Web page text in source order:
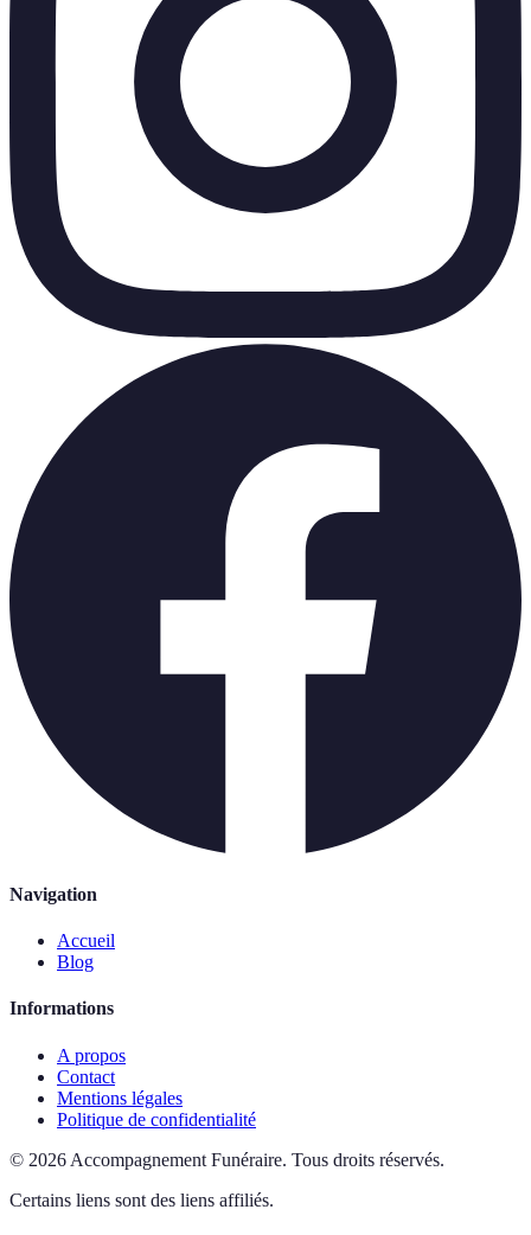
Navigation
Accueil
Blog
Informations
A propos
Contact
Mentions légales
Politique de confidentialité
© 2026 Accompagnement Funéraire. Tous droits réservés.
Certains liens sont des liens affiliés.